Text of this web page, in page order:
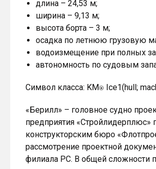
длина – 24,53 м;
ширина – 9,13 м;
высота борта – 3 м;
осадка по летнюю грузовую
водоизмещение при полных
автономность по судовым
Символ класса: KM⍟ Ice1(hull;
«Берилл» – головное судно
предприятия «Стройлидерплюс»
конструкторским бюро
рассмотрение проектной
филиала РС. В общей сложности